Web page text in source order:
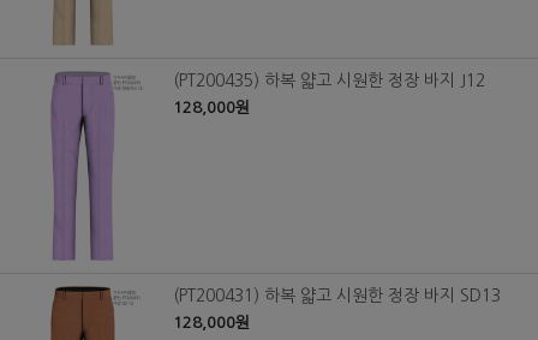
(PT200435) 하복 얇고 시원한 정장 바지 J12
128,000원
(PT200431) 하복 얇고 시원한 정장 바지 SD13
128,000원